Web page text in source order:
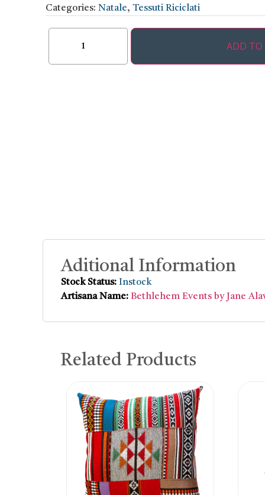
Categories: Natale, Tessuti Riciclati
ADD TO
Aditional Information
Stock Status: Instock
Artisana Name: Bethlehem Events by Jane
Related Products